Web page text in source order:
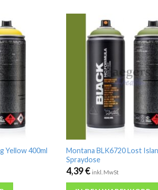
Yellow 400ml
Montana BLK6720 Lost
Spraydose
4,39€ inkl. MwSt